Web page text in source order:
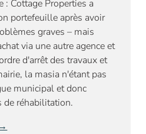
: Cottage Properties a
portefeuille après avoir
graves – mais
via une autre agence et
d'arrêt des travaux et
la masia n'étant pas
municipal et donc
de réhabilitation.